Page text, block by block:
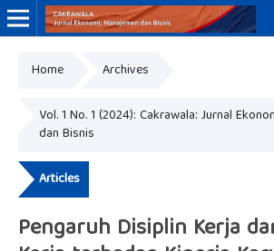
Home Archives
Vol. 1 No. 1 (2024): Cakrawala: Jurnal
dan Bisnis
Articles
Pengaruh Disiplin Kerja